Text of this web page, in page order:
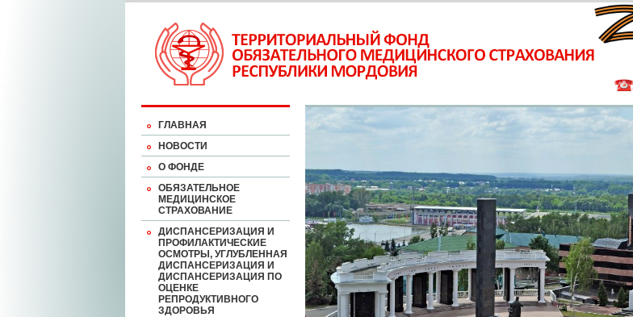
ГЛАВНАЯ
НОВОСТИ
О ФОНДЕ
ОБЯЗАТЕЛЬНОЕ
МЕДИЦИНСКОЕ
СТРАХОВАНИЕ
ДИСПАНСЕРИЗАЦИЯ И
ПРОФИЛАКТИЧЕСКИЕ
ОСМОТРЫ, УГЛУБЛЕННАЯ
ДИСПАНСЕРИЗАЦИЯ И
ДИСПАНСЕРИЗАЦИЯ ПО
ОЦЕНКЕ
РЕПРОДУКТИВНОГО
ЗДОРОВЬЯ